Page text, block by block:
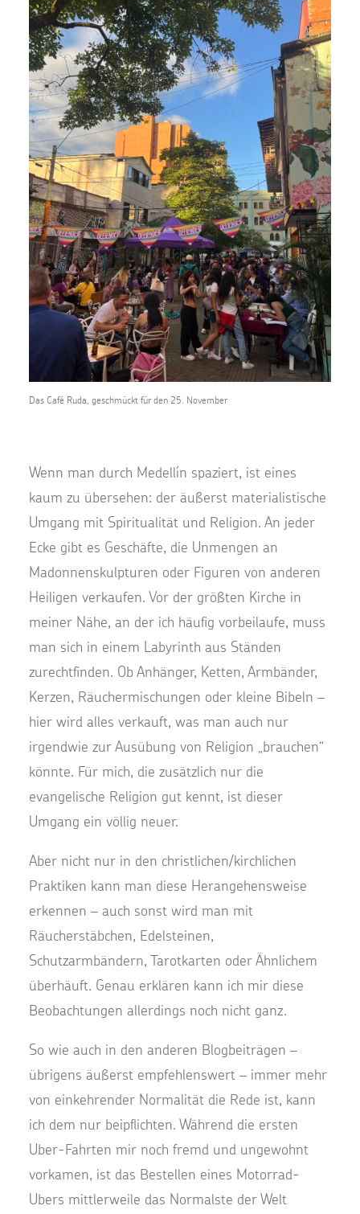
Das Café Ruda, geschmückt für den 25. November
Wenn man durch Medellín spaziert, ist eines
kaum zu übersehen: der äußerst materialistische
Umgang mit Spiritualität und Religion. An jeder
Ecke gibt es Geschäfte, die Unmengen an
Madonnenskulpturen oder Figuren von anderen
Heiligen verkaufen. Vor der größten Kirche in
meiner Nähe, an der ich häufig vorbeilaufe, muss
man sich in einem Labyrinth aus Ständen
zurechtfinden. Ob Anhänger, Ketten, Armbänder,
Kerzen, Räuchermischungen oder kleine Bibeln –
hier wird alles verkauft, was man auch nur
irgendwie zur Ausübung von Religion „brauchen“
könnte. Für mich, die zusätzlich nur die
evangelische Religion gut kennt, ist dieser
Umgang ein völlig neuer.
Aber nicht nur in den christlichen/kirchlichen
Praktiken kann man diese Herangehensweise
erkennen – auch sonst wird man mit
Räucherstäbchen, Edelsteinen,
Schutzarmbändern, Tarotkarten oder Ähnlichem
überhäuft. Genau erklären kann ich mir diese
Beobachtungen allerdings noch nicht ganz.
So wie auch in den anderen Blogbeiträgen –
übrigens äußerst empfehlenswert – immer mehr
von einkehrender Normalität die Rede ist, kann
ich dem nur beipflichten. Während die ersten
Uber-Fahrten mir noch fremd und ungewohnt
vorkamen, ist das Bestellen eines Motorrad-
Ubers mittlerweile das Normalste der Welt